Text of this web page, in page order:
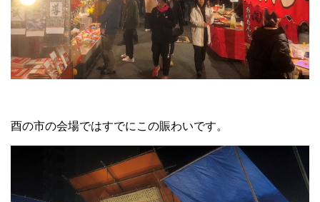
酉の市の会場ではすでにこの賑わいです。